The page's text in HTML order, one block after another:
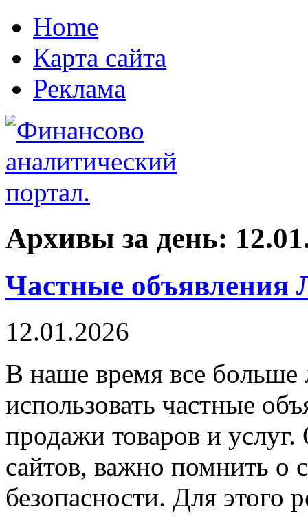
Home
Карта сайта
Реклама
Архивы за день:
Частные
12.01.2026
В нaшe врeмя всe
использовать частные
продажи товаров и
сайтов, важно помнить о
безопасности. Для этого